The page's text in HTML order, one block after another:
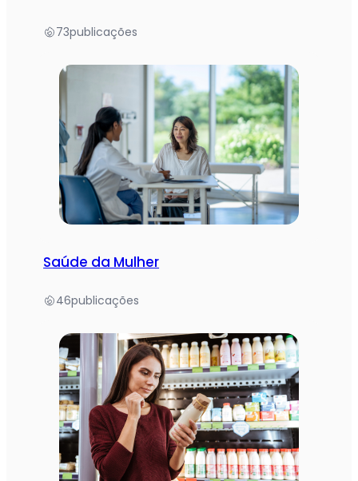
73publicações
Saúde da Mulher
46publicações